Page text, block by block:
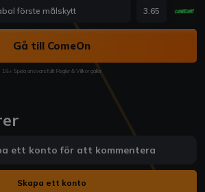
förste målskytt 3.65
Gå till ComeOn
18+ Spela ansvarsfullt Regler & Villkor gäller
ett konto för att kommentera
Skapa ett konto